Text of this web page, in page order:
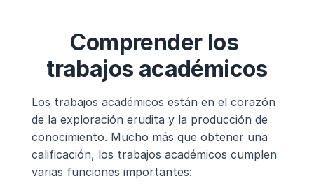
Comprender los
trabajos académicos
Los trabajos académicos están en el corazón
de la exploración erudita y la producción de
conocimiento. Mucho más que obtener una
calificación, los trabajos académicos cumplen
varias funciones importantes: